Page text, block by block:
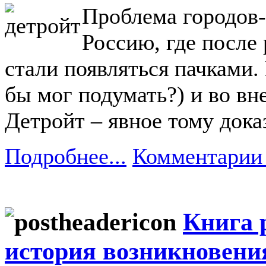
Проблема
Россию, где после
стали появляться
бы мог подумать?) и во
Детройт – явное тому
Подробнее...
Книга
история